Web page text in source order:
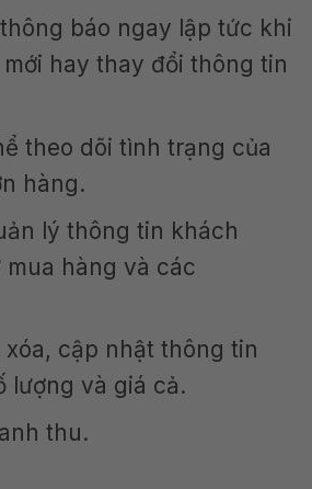
báo ngay lập tức khi
hay thay đổi thông tin
theo dõi tình trạng của
hàng.
lý thông tin khách
hàng và các
xóa, cập nhật thông tin
lượng và giá cả.
thu.